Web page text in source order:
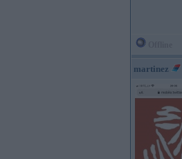
martinez